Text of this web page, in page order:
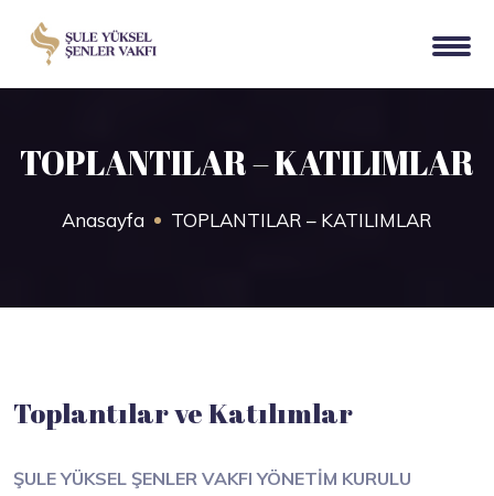
TOPLANTILAR – KATILIMLAR
Anasayfa TOPLANTILAR – KATILIMLAR
Toplantılar ve Katılımlar
ŞULE YÜKSEL ŞENLER VAKFI YÖNETİM KURULU